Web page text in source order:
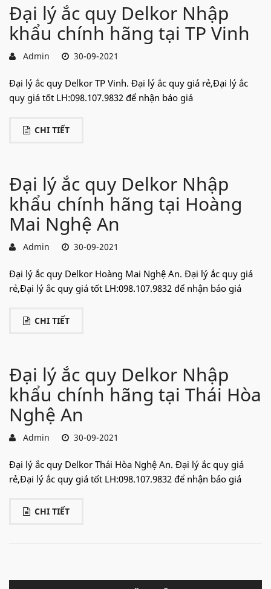
Đại lý ắc quy Delkor Nhập
khẩu chính hãng tại TP Vinh
Admin 30-09-2021
Đại lý ắc quy Delkor TP Vinh. Đại lý ắc quy giá rẻ,Đại lý ắc
quy giá tốt LH:098.107.9832 để nhận báo giá
CHI TIẾT
Đại lý ắc quy Delkor Nhập
khẩu chính hãng tại Hoàng
Mai Nghệ An
Admin 30-09-2021
Đại lý ắc quy Delkor Hoàng Mai Nghệ An. Đại lý ắc quy giá
rẻ,Đại lý ắc quy giá tốt LH:098.107.9832 để nhận báo giá
CHI TIẾT
Đại lý ắc quy Delkor Nhập
khẩu chính hãng tại Thái Hòa
Nghệ An
Admin 30-09-2021
Đại lý ắc quy Delkor Thái Hòa Nghệ An. Đại lý ắc quy giá
rẻ,Đại lý ắc quy giá tốt LH:098.107.9832 để nhận báo giá
CHI TIẾT